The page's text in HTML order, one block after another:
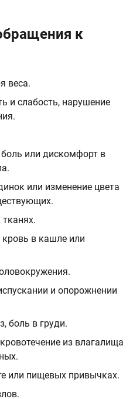
к
веса.
и слабость, нарушение
или дискомфорт в
или изменение цвета
в кашле или
и опорожнении
боль в груди.
из влагалища
или пищевых привычках.